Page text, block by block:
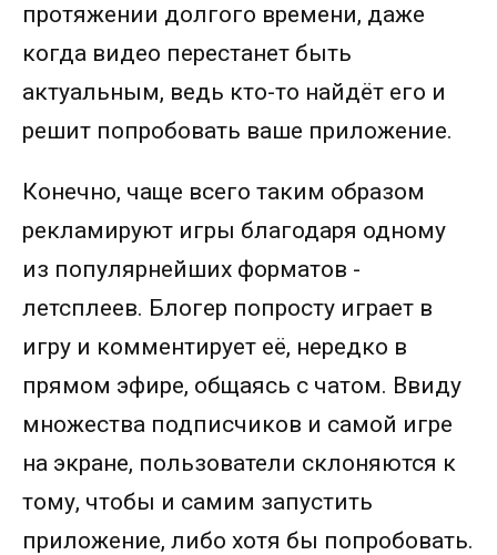
протяжении долгого времени, даже
когда видео перестанет быть
актуальным, ведь кто-то найдёт его и
решит попробовать ваше приложение.
Конечно, чаще всего таким образом
рекламируют игры благодаря одному
из популярнейших форматов -
летсплеев. Блогер попросту играет в
игру и комментирует её, нередко в
прямом эфире, общаясь с чатом. Ввиду
множества подписчиков и самой игре
на экране, пользователи склоняются к
тому, чтобы и самим запустить
приложение, либо хотя бы попробовать.